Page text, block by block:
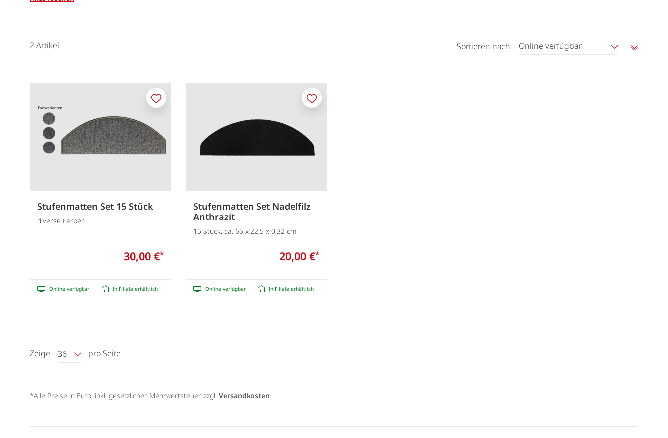
2 Artikel Sortieren nach Online verfügbar
Stufenmatten Set 15 Stück
diverse Farben
30,00 €*
Online verfügbar In Filiale erhältlich
Merken
Stufenmatten Set Nadelfilz
Anthrazit
15 Stück, ca. 65 x 22,5 x 0,32 cm
20,00 €*
Online verfügbar In Filiale erhältlich
Merken
Zeige 36 pro Seite
*Alle Preise in Euro, inkl. gesetzlicher Mehrwertsteuer, zzgl. Versandkosten